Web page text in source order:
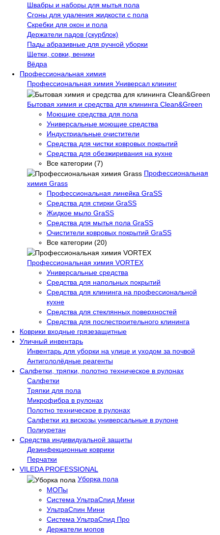
Швабры и наборы для мытья пола
Сгоны для удаления жидкости с пола
Скребки для окон и пола
Держатели падов (скурблок)
Пады абразивные для ручной уборки
Щетки, совки, веники
Вёдра
Профессиональная химия
Профессиональная химия Универсал клининг
Бытовая химия и средства для клининга Clean&Green
Моющие средства для пола
Универсальные моющие средства
Индустриальные очистители
Средства для чистки ковровых покрытий
Средства для обезжиривания на кухне
Все категории (7)
Профессиональная
химия Grass
Профессиональная линейка GraSS
Средства для стирки GraSS
Жидкое мыло GraSS
Средства для мытья пола GraSS
Очистители ковровых покрытий GraSS
Все категории (20)
Профессиональная химия VORTEX
Универсальные средства
Средства для напольных покрытий
Средства для клининга на профессиональной
кухне
Средства для стеклянных поверхностей
Средства для послестроительного клининга
Коврики входные грязезащитные
Уличный инвентарь
Инвентарь для уборки на улице и уходом за почвой
Антигололёдные реагенты
Салфетки, тряпки, полотно техническое в рулонах
Салфетки
Тряпки для пола
Микрофибра в рулонах
Полотно техническое в рулонах
Салфетки из вискозы универсальные в рулоне
Полиуретан
Средства индивидуальной защиты
Дезинфекционные коврики
Перчатки
VILEDA PROFESSIONAL
Уборка пола
МОПы
Система УльтраСпид Мини
УльтраСпин Мини
Система УльтраСпид Про
Держатели мопов